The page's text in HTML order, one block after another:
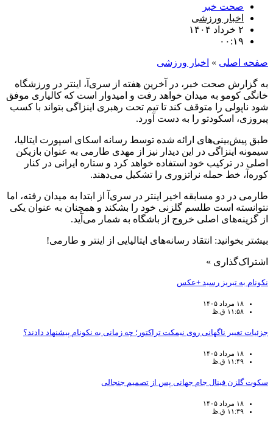
صحت خبر
اخبار ورزشی
۲ خرداد ۱۴۰۴
۰۰:۱۹
صفحه اصلی » اخبار ورزشی
به گزارش صحت خبر، در آخرین هفته از سری‌آ، اینتر در ورزشگاه
خانگی کومو به میدان خواهد رفت و امیدوار است که کالیاری موفق
شود ناپولی را متوقف کند تا تیم تحت رهبری اینزاگی بتواند با کسب
پیروزی، اسکودتو را به دست آورد.
طبق پیش‌بینی‌های ارائه شده توسط رسانه اسکای اسپورت ایتالیا،
سیمونه اینزاگی در این دیدار نیز از مهدی طارمی به عنوان بازیکن
اصلی در ترکیب خود استفاده خواهد کرد و ستاره ایرانی در کنار
کوره‌آ، خط حمله نراتزوری را تشکیل می‌دهند.
طارمی در دو مسابقه اخیر اینتر در سری‌آ از ابتدا به میدان رفته، اما
نتوانسته است طلسم گلزنی خود را بشکند و همچنان به عنوان یکی
از گزینه‌های اصلی خروج از باشگاه به شمار می‌آید.
بیشتر بخوانید: انتقاد رسانه‌های ایتالیایی از اینتر و طارمی!
اشتراک‌گذاری »
نکونام به تبریز رسید +عکس
۱۸ مرداد ۱۴۰۵
۱۱:۵۸ ق.ظ
جزئیات تغییر ناگهانی روی نیمکت تراکتور؛ چه زمانی به نکونام پیشنهاد دادند؟
۱۸ مرداد ۱۴۰۵
۱۱:۴۹ ق.ظ
سکوت گلزن فینال جام جهانی پس از تصمیم جنجالی
۱۸ مرداد ۱۴۰۵
۱۱:۳۹ ق.ظ